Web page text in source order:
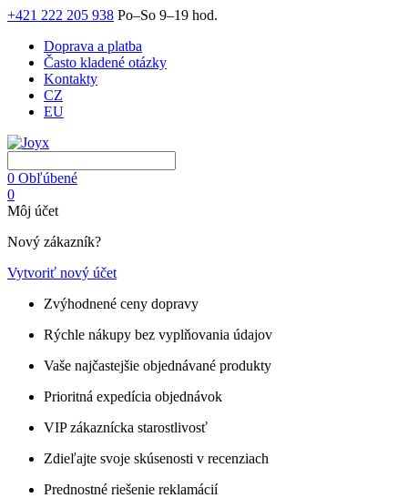
+421 222 205 938 Po–So 9–19 hod.
Doprava a platba
Často kladené otázky
Kontakty
CZ
EU
0 Obľúbené
0
Môj účet
Nový zákazník?
Vytvoriť nový účet
Zvýhodnené ceny dopravy
Rýchle nákupy bez vyplňovania údajov
Vaše najčastejšie objednávané produkty
Prioritná expedícia objednávok
VIP zákaznícka starostlivosť
Zdieľajte svoje skúsenosti v recenziach
Prednostné riešenie reklamácií